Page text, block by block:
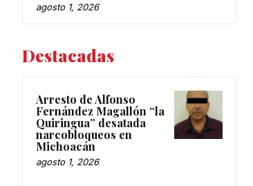
agosto 1, 2026
Destacadas
Arresto de Alfonso
Fernández Magallón “la
Quiringua” desatada
narcobloqueos en
Michoacán
agosto 1, 2026